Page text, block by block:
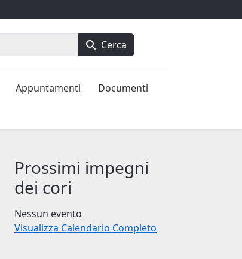
Cerca
Appuntamenti
Documenti
Prossimi impegni
dei cori
Nessun evento
Visualizza Calendario Completo